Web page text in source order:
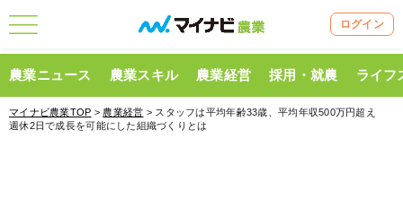
ログイン
農業ニュース 農業スキル 農業経営 採用・就農 ライフ
マイナビ農業TOP > 農業経営 > スタッフは平均年齢33歳、平均年収500万円超え
週休2日で成長を可能にした組織づくりとは